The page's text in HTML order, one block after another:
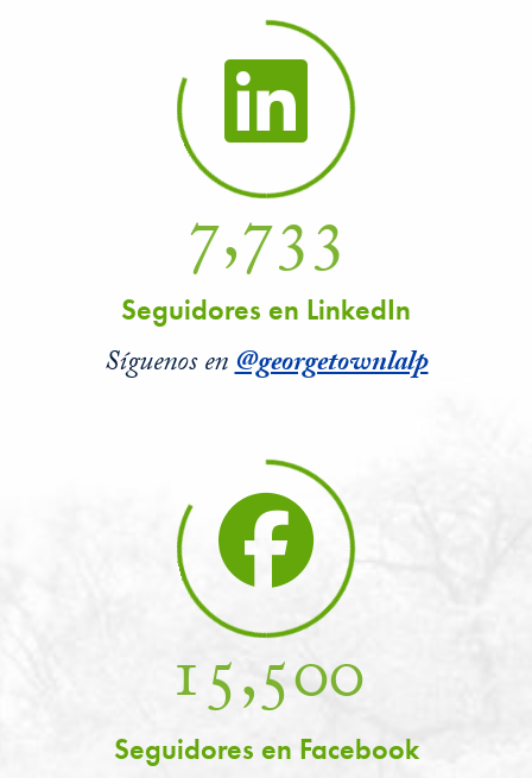
7,733
Seguidores en LinkedIn
Síguenos en@georgetownlalp
15,500
Seguidores en Facebook